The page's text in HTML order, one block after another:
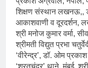
शिक्षण संस्थान लखनऊ,,
आकाशवाणी व दूरदर्शन,
श्री मनोज कुमार वर्मा,
श्रीमती विद्युत प्रभा
‘वीरेन्द्र’, डॉ. ओम
‘शरतचंद्र’ थाने, मुंबई,